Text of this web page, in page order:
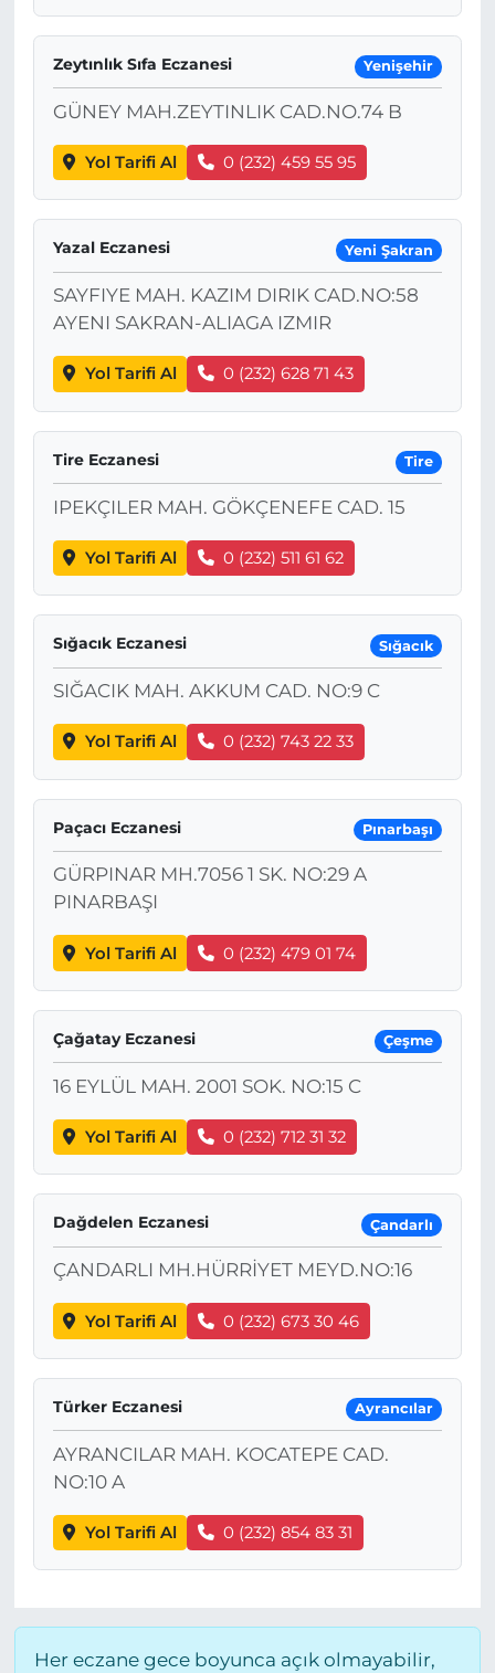
Zeytınlık Sıfa Eczanesi Yenişehir
GÜNEY MAH.ZEYTINLIK CAD.NO.74 B
Yol Tarifi Al 0 (232) 459 55 95
Yazal Eczanesi Yeni Şakran
SAYFIYE MAH. KAZIM DIRIK CAD.NO:58
AYENI SAKRAN-ALIAGA IZMIR
Yol Tarifi Al 0 (232) 628 71 43
Tire Eczanesi Tire
IPEKÇILER MAH. GÖKÇENEFE CAD. 15
Yol Tarifi Al 0 (232) 511 61 62
Sığacık Eczanesi Sığacık
SIĞACIK MAH. AKKUM CAD. NO:9 C
Yol Tarifi Al 0 (232) 743 22 33
Paçacı Eczanesi Pınarbaşı
GÜRPINAR MH.7056 1 SK. NO:29 A
PINARBAŞI
Yol Tarifi Al 0 (232) 479 01 74
Çağatay Eczanesi Çeşme
16 EYLÜL MAH. 2001 SOK. NO:15 C
Yol Tarifi Al 0 (232) 712 31 32
Dağdelen Eczanesi Çandarlı
ÇANDARLI MH.HÜRRİYET MEYD.NO:16
Yol Tarifi Al 0 (232) 673 30 46
Türker Eczanesi Ayrancılar
AYRANCILAR MAH. KOCATEPE CAD.
NO:10 A
Yol Tarifi Al 0 (232) 854 83 31
Her eczane gece boyunca açık olmayabilir,